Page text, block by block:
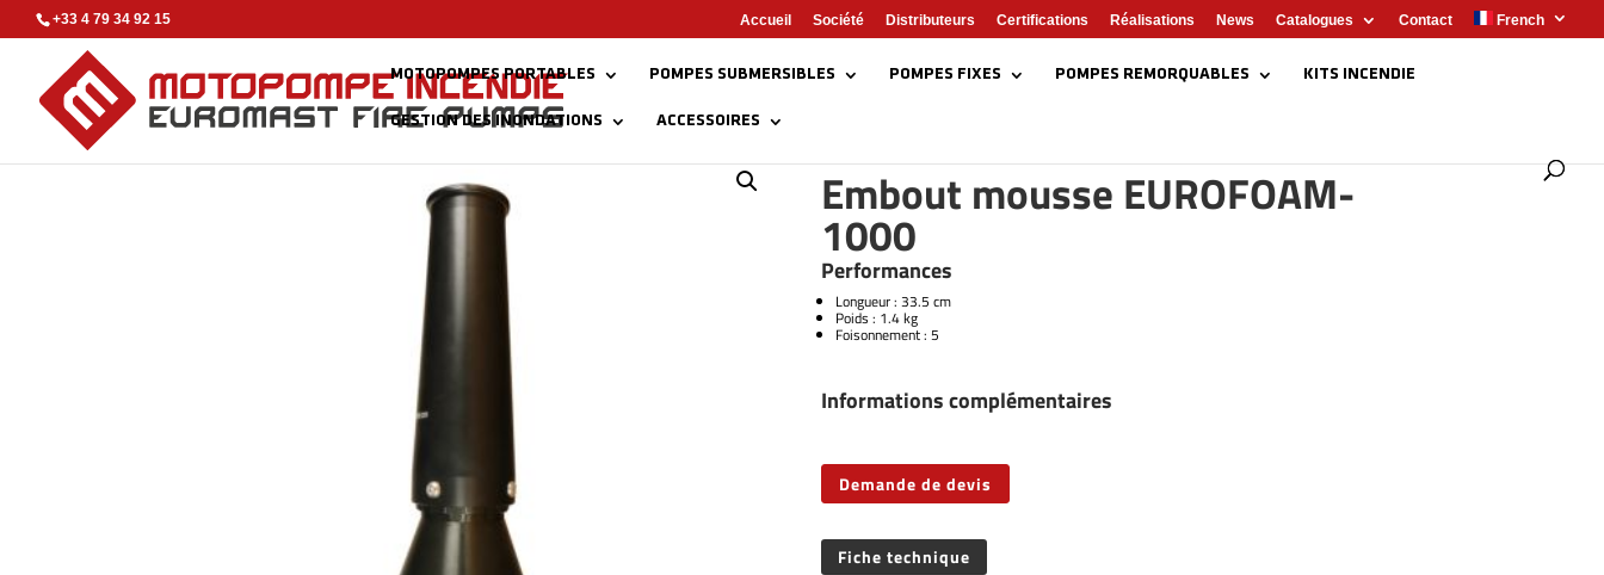
+33 4 79 34 92 15 Accueil Société Distributeurs Certifications Réalisations News Catalogues Contact French
MOTOPOMPES PORTABLES POMPES SUBMERSIBLES POMPES FIXES POMPES REMORQUABLES KITS INCENDIE
GESTION DES INONDATIONS ACCESSOIRES
Accueil /Accessoires/Lances incendie/ Embout mousse EUROFOAM-1000
Embout mousse EUROFOAM-
1000
Performances
Longueur : 33.5 cm
Poids : 1.4 kg
Foisonnement : 5
Informations complémentaires
Demande de devis
Fiche technique